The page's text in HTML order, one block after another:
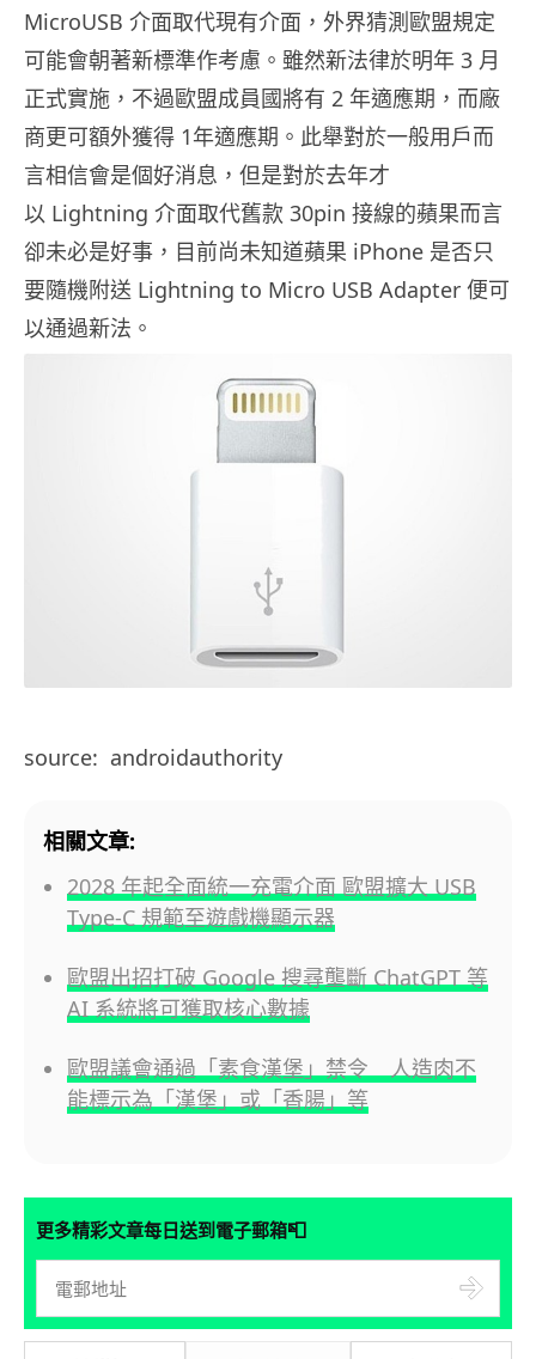
MicroUSB 介面取代現有介面，外界猜測歐盟規定
可能會朝著新標準作考慮。雖然新法律於明年 3 月
正式實施，不過歐盟成員國將有 2 年適應期，而廠
商更可額外獲得 1年適應期 。此舉對於一般用戶而
言相信會是個好消息，但是對於去年才
以 Lightning 介面取代舊款 30pin 接線的蘋果而言
卻未必是好事，目前尚未知道蘋果 iPhone 是否只
要隨機附送 Lightning to Micro USB Adapter 便可
以通過新法。
source: androidauthority
相關文章:
2028 年起全面統一充電介面 歐盟擴大 USB
Type-C 規範至遊戲機顯示器
歐盟出招打破 Google 搜尋壟斷 ChatGPT 等
AI 系統將可獲取核心數據
歐盟議會通過「素食漢堡」禁令 人造肉不
能標示為「漢堡」或「香腸」等
更多精彩文章每日送到電子郵箱📮